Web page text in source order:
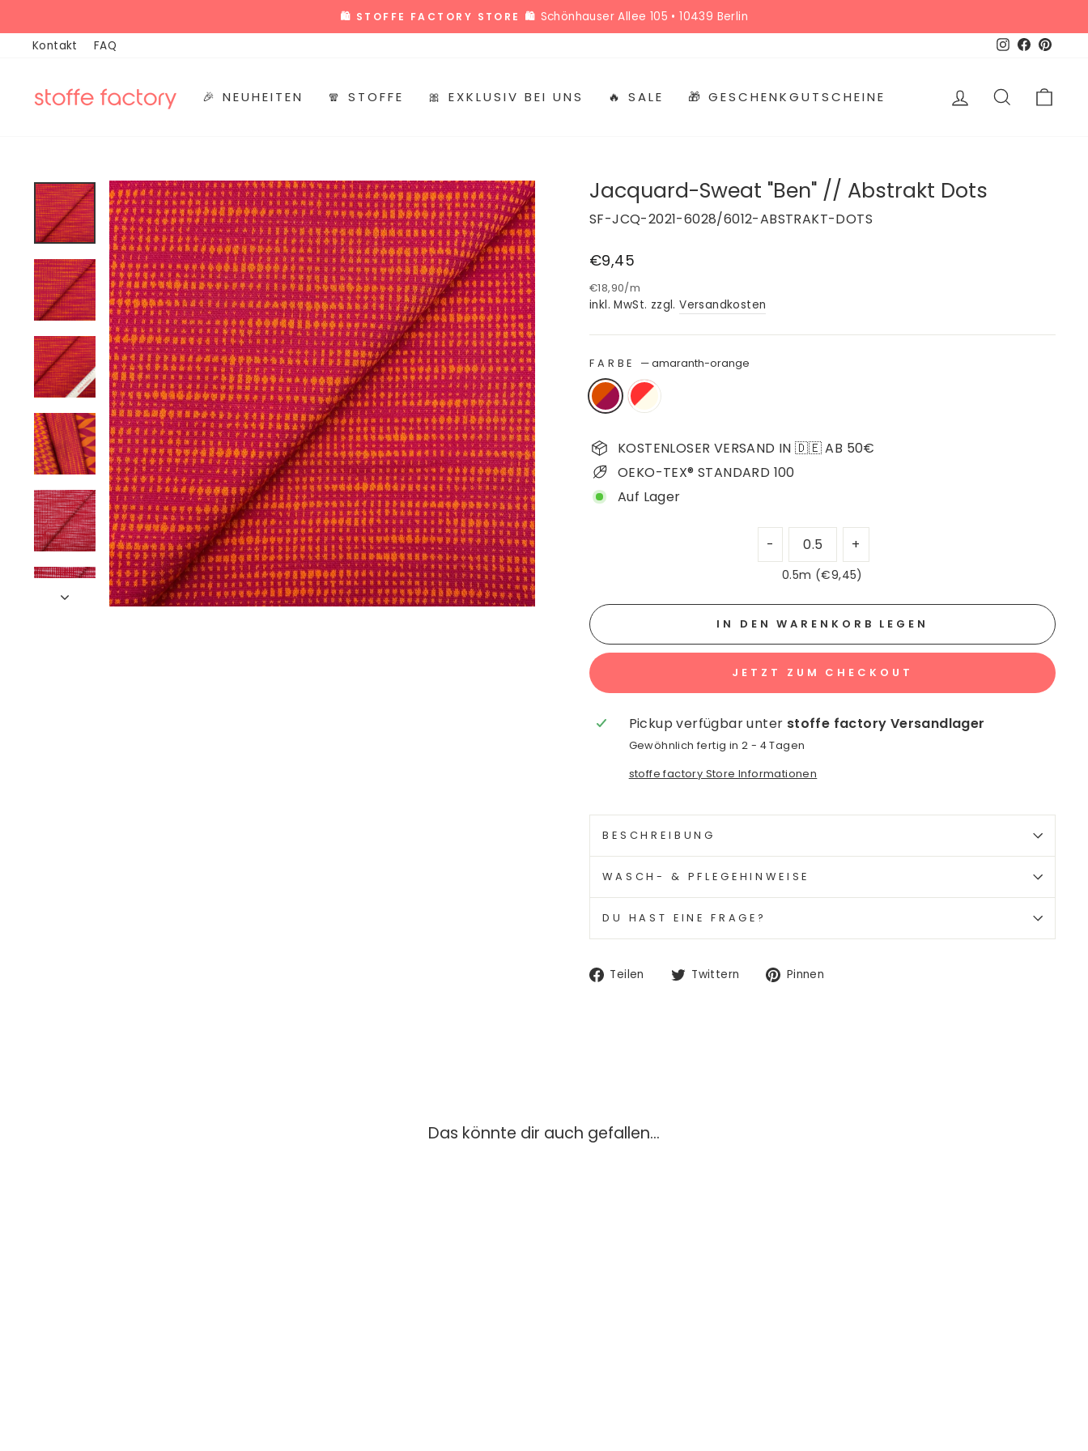
zum
Inhalt
Pause
🎉 STOFFMARKT HOLLAND TERMINKALENDER 🎉
Alle Termine hier
Kontakt
FAQ Instagram
Facebook
🎉 NEUHEITEN 🧣 STOFFE 🎀 EXKLUSIV BEI UNS 🔥 SALE 🎁 GESCHENKGUTSCHEINE EINLOGGEN
SUCHE
Jacquard-Sweat "Ben" // Abstrakt Dots
SF-JCQ-2021-6028/6012-ABSTRAKT-DOTS
Normaler
€9,45
€18,90/m
inkl. MwSt. zzgl.Versandkosten
FARBE —amaranth-orange
KOSTENLOSER VERSAND IN 🇩🇪 AB 50€
OEKO-TEX® STANDARD 100
Auf Lager
0.5m (€9,45)
IN DEN WARENKORB LEGEN
JETZT ZUM CHECKOUT
Pickup verfügbar unter stoffe factory Versandlager
Gewöhnlich fertig in 2 - 4 Tagen
stoffe factory Store Informationen
BESCHREIBUNG
WASCH- & PFLEGEHINWEISE
DU HAST EINE FRAGE?
Teilen
Auf
Twittern
Auf
Pinnen
Das könnte dir auch gefallen...